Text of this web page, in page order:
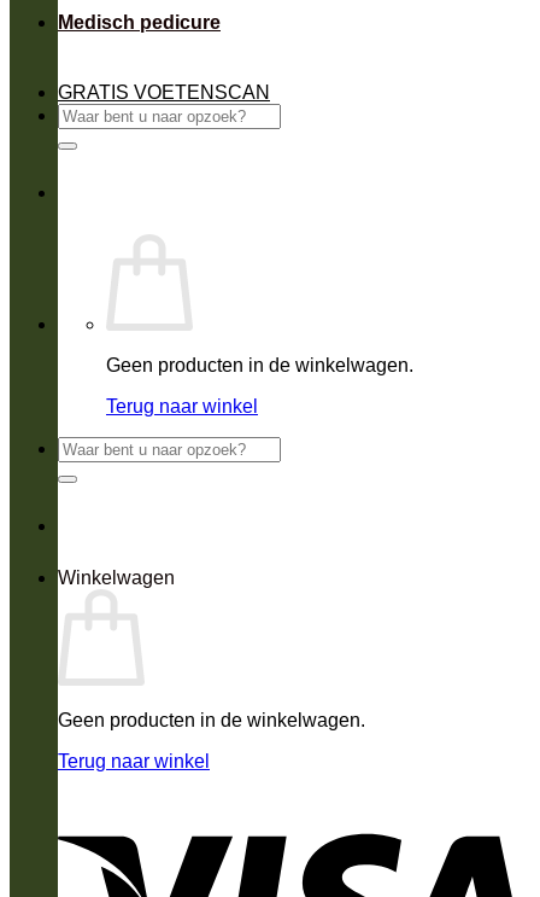
Medisch pedicure
GRATIS VOETENSCAN
Zoeken
naar:
Geen producten in de winkelwagen.
Terug naar winkel
Zoeken
naar:
Winkelwagen
Geen producten in de winkelwagen.
Terug naar winkel